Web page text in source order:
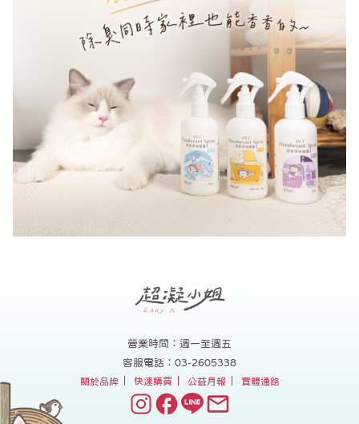
營業時間：週一至週五
客服電話：03-2605338
關於品牌 快速購買 公益月報 實體通路